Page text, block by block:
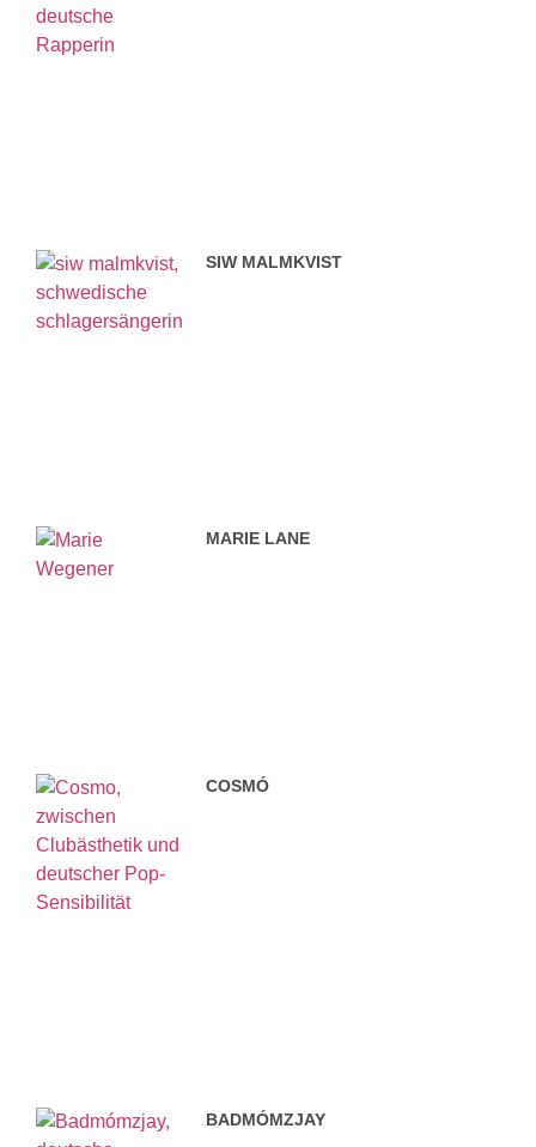
SIW MALMKVIST
MARIE LANE
COSMÓ
BADMÓMZJAY